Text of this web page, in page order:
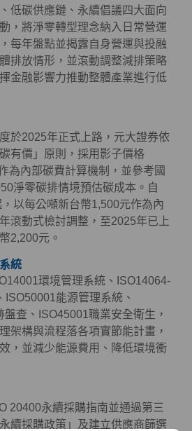
低碳供應鏈、永續倡議四大面向
，將淨零轉型理念納入日常營運
每年盤點並揭露自身營運與投融
排放情形，並滾動調整減排策略
金融影響力推動整體產業進行低
於2025年正式上路，元大證券依
有價」原則，採用影子價格
為內部碳費計算機制，並參考國
淨零碳排情境預估碳成本。自
以每公噸新台幣1,500元作為內
滾動式檢討調整，至2025年已上
2,200元。
統
環境管理系統、ISO14064-
ISO50001能源管理系統、
盤查、ISO45001職業安全衛生，
架構與流程落各項實節能計畫，
，並減少能源費用、降低環境衝
20400永續採購指南並通過第三
續採購政策」及建立供應商篩選